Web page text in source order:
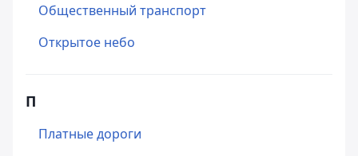
Общественный транспорт
Открытое небо
П
Платные дороги